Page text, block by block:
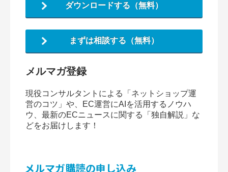
ダウンロードする（無料）
まずは相談する（無料）
メルマガ登録
現役コンサルタントによる「ネットショップ運
営のコツ」や、EC運営にAIを活用するノウハ
ウ、最新のECニュースに関する「独自解説」な
どをお届けします！